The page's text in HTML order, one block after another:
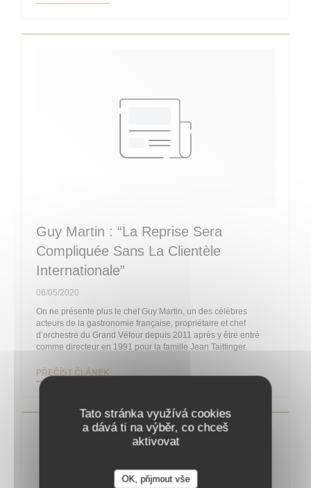
Tato stránka využívá cookies
a dává ti na výběr, co chceš
aktivovat
OK, přijmout vše
Guy Martin : “La Reprise Sera
Compliquée Sans La Clientèle
Internationale”
06/05/2020
On ne présente plus le chef Guy Martin, un des célèbres
acteurs de la gastronomie française, propriétaire et chef
d’orchestre du Grand Véfour depuis 2011 après y être entré
comme directeur en 1991 pour la famille Jean Taittinger.
PŘEČÍST ČLÁNEK